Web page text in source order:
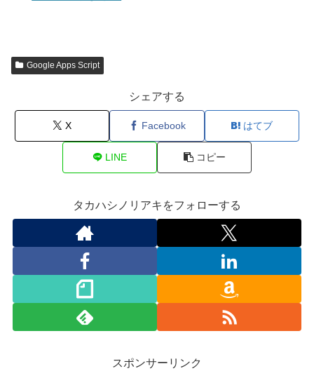
Google Apps Script
シェアする
X Facebook はてブ
LINE コピー
タカハシノリアキをフォローする
スポンサーリンク